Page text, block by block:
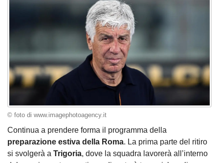
© foto di www.imagephotoagency.it
Continua a prendere forma il programma della
preparazione estiva della Roma. La prima parte del ritiro
si svolgerà a Trigoria, dove la squadra lavorerà all’interno